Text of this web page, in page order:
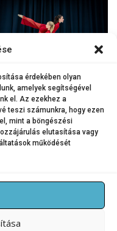
érdekében olyan
amelyek segítségével
el. Az ezekhez a
teszi számunkra, hogy ezen
mint a böngészési
elutasítása vagy
működését
végzős hallgatói adtak